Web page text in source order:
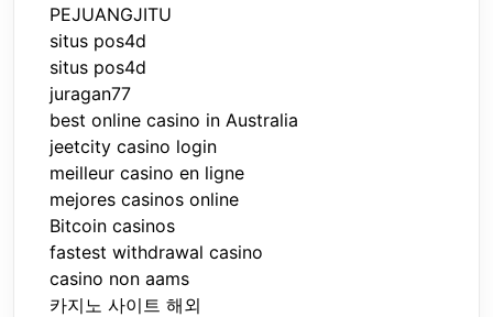
PEJUANGJITU
situs pos4d
situs pos4d
juragan77
best online casino in Australia
jeetcity casino login
meilleur casino en ligne
mejores casinos online
Bitcoin casinos
fastest withdrawal casino
casino non aams
카지노 사이트 해외